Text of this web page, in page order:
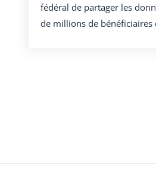
fédéral de partager les
de millions de bénéficiaires